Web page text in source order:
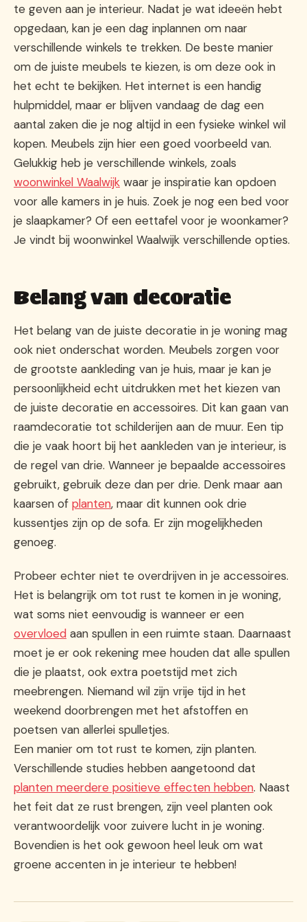
te geven aan je interieur. Nadat je wat ideeën hebt
opgedaan, kan je een dag inplannen om naar
verschillende winkels te trekken. De beste manier
om de juiste meubels te kiezen, is om deze ook in
het echt te bekijken. Het internet is een handig
hulpmiddel, maar er blijven vandaag de dag een
aantal zaken die je nog altijd in een fysieke winkel wil
kopen. Meubels zijn hier een goed voorbeeld van.
Gelukkig heb je verschillende winkels, zoals
woonwinkel Waalwijk waar je inspiratie kan opdoen
voor alle kamers in je huis. Zoek je nog een bed voor
je slaapkamer? Of een eettafel voor je woonkamer?
Je vindt bij woonwinkel Waalwijk verschillende opties.
Belang van decoratie
Het belang van de juiste decoratie in je woning mag
ook niet onderschat worden. Meubels zorgen voor
de grootste aankleding van je huis, maar je kan je
persoonlijkheid echt uitdrukken met het kiezen van
de juiste decoratie en accessoires. Dit kan gaan van
raamdecoratie tot schilderijen aan de muur. Een tip
die je vaak hoort bij het aankleden van je interieur, is
de regel van drie. Wanneer je bepaalde accessoires
gebruikt, gebruik deze dan per drie. Denk maar aan
kaarsen of planten, maar dit kunnen ook drie
kussentjes zijn op de sofa. Er zijn mogelijkheden
genoeg.
Probeer echter niet te overdrijven in je accessoires.
Het is belangrijk om tot rust te komen in je woning,
wat soms niet eenvoudig is wanneer er een
overvloed aan spullen in een ruimte staan. Daarnaast
moet je er ook rekening mee houden dat alle spullen
die je plaatst, ook extra poetstijd met zich
meebrengen. Niemand wil zijn vrije tijd in het
weekend doorbrengen met het afstoffen en
poetsen van allerlei spulletjes.
Een manier om tot rust te komen, zijn planten.
Verschillende studies hebben aangetoond dat
planten meerdere positieve effecten hebben. Naast
het feit dat ze rust brengen, zijn veel planten ook
verantwoordelijk voor zuivere lucht in je woning.
Bovendien is het ook gewoon heel leuk om wat
groene accenten in je interieur te hebben!